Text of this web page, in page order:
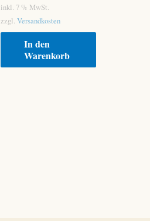
inkl. 7 % MwSt.
zzgl.Versandkosten
In den
Warenkorb